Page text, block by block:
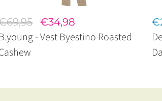
€34,98
- Vest Byestino Roasted